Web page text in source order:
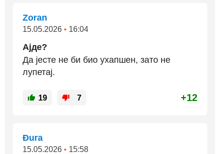
Zoran
15.05.2026 • 16:04
Ајде?
Да јесте не би био ухапшен, зато не
лупетај.
19 7 +12
Đura
15.05.2026 • 15:58